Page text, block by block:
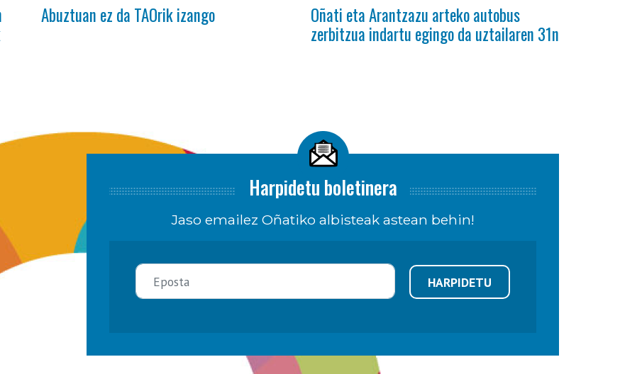
Abuztuan ez da TAOrik izango Oñati eta Arantzazu arteko autobus
zerbitzua indartu egingo da uztailaren 31n
Harpidetu boletinera
Jaso emailez Oñatiko albisteak astean behin!
HARPIDETU